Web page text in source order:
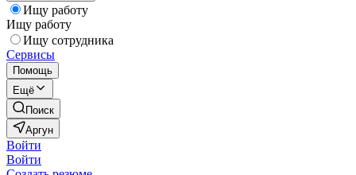
Ищу работу
Ищу работу
Ищу сотрудника
Сервисы
Помощь
Ещё
Поиск
Аргун
Войти
Войти